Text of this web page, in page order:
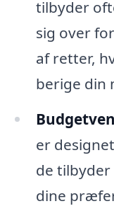
tilbyder
sig over
af retter,
berige din
er
de
dine